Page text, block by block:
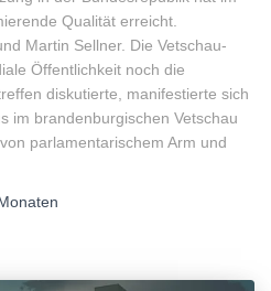
Qualität erreicht.
Martin Sellner. Die Vetschau-
Öffentlichkeit noch die
diskutierte, manifestierte sich
im brandenburgischen Vetschau
parlamentarischem Arm und